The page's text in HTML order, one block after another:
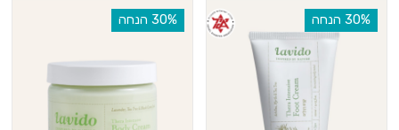
‫30% הנחה ‫30% הנחה